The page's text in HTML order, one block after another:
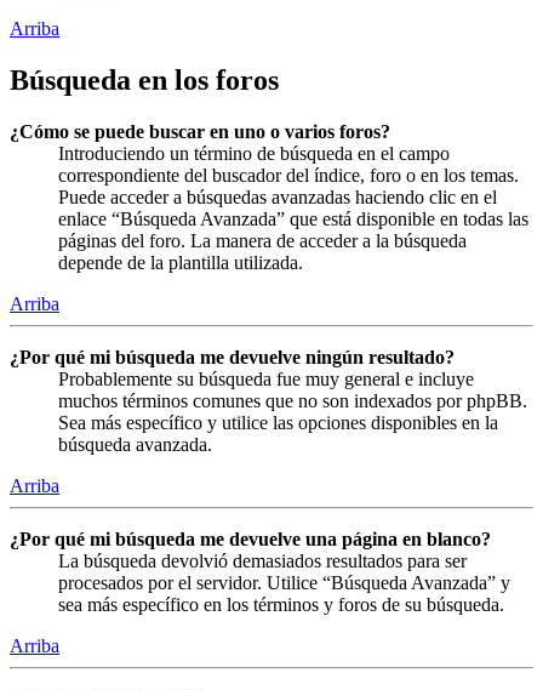
Arriba
Búsqueda en los foros
¿Cómo se puede buscar en uno o varios foros?
Introduciendo un término de búsqueda en el campo
correspondiente del buscador del índice, foro o en los temas.
Puede acceder a búsquedas avanzadas haciendo clic en el
enlace “Búsqueda Avanzada” que está disponible en todas las
páginas del foro. La manera de acceder a la búsqueda
depende de la plantilla utilizada.
Arriba
¿Por qué mi búsqueda me devuelve ningún resultado?
Probablemente su búsqueda fue muy general e incluye
muchos términos comunes que no son indexados por phpBB.
Sea más específico y utilice las opciones disponibles en la
búsqueda avanzada.
Arriba
¿Por qué mi búsqueda me devuelve una página en blanco?
La búsqueda devolvió demasiados resultados para ser
procesados por el servidor. Utilice “Búsqueda Avanzada” y
sea más específico en los términos y foros de su búsqueda.
Arriba